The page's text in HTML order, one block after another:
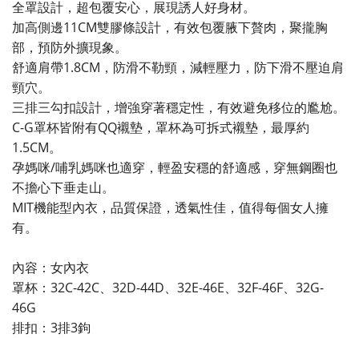
全罩設計，超包覆安心，展現誘人好身材。
加高側邊11CM雙膠條設計，有效包覆腋下贅肉，聚攏胸
部，預防外擴現象。
舒適肩帶1.8CM，防滑不勒頸，減輕壓力，防下滑不壓迫肩
頸穴。
三排三勾扣設計，增強穿著穩定性，有效避免移位的尷尬。
C-G罩杯皆附有QQ襯墊，罩杯為可拆式襯墊，最厚約
1.5CM。
孕媽咪/哺乳媽咪也適穿，輕盈安穩的舒適感，穿無鋼圈也
不擔心下垂走山。
MIT機能型內衣，品質保證，透氣性佳，值得每個女人擁
有。
內容：女內衣
罩杯：32C-42C、32D-44D、32E-46E、32F-46F、32G-
46G
排扣：3排3鉤